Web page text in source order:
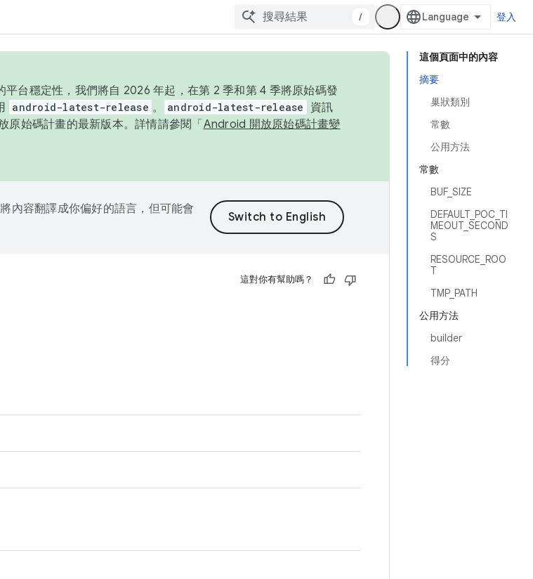
/ 登入
這個頁面中的內容
摘要
巢狀類別
常數
公用方法
常數
BUF_SIZE
DEFAULT_POC_TI
MEOUT_SECOND
S
RESOURCE_ROO
T
TMP_PATH
公用方法
builder
得分
台穩定性，我們將自 2026 年起，在第 2 季和第 4 季將原始碼發
android-latest-release 。 android-latest-release
資訊
始碼計畫的最新版本。詳情請參閱「 Android 開放原始碼計畫變
內容翻譯成你偏好的語言，但可能會
這對你有幫助嗎？